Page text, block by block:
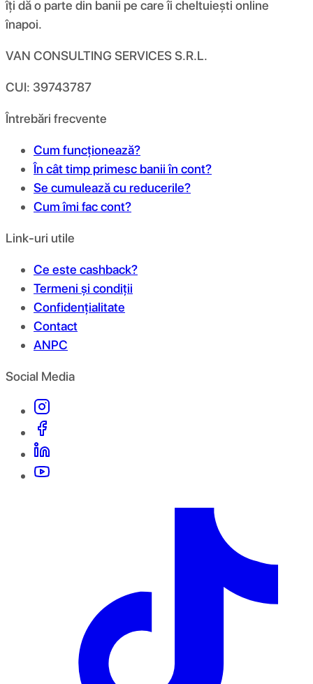
îți dă o parte din banii pe care îi cheltuiești online
înapoi.
VAN CONSULTING SERVICES S.R.L.
CUI: 39743787
Întrebări frecvente
Cum funcționează?
În cât timp primesc banii în cont?
Se cumulează cu reducerile?
Cum îmi fac cont?
Link-uri utile
Ce este cashback?
Termeni și condiții
Confidențialitate
Contact
ANPC
Social Media